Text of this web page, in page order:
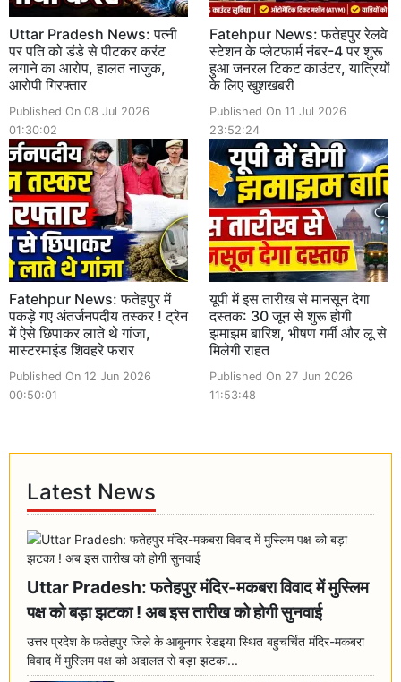
Uttar Pradesh News: पत्नी
पर पति को डंडे से पीटकर करंट
लगाने का आरोप, हालत नाजुक,
आरोपी गिरफ्तार
Published On 08 Jul 2026
01:30:02
Fatehpur News: फतेहपुर रेलवे
स्टेशन के प्लेटफार्म नंबर-4 पर शुरू
हुआ जनरल टिकट काउंटर, यात्रियों
के लिए खुशखबरी
Published On 11 Jul 2026
23:52:24
Fatehpur News: फतेहपुर में
पकड़े गए अंतर्जनपदीय तस्कर ! ट्रेन
में ऐसे छिपाकर लाते थे गांजा,
मास्टरमाइंड शिवहरे फरार
Published On 12 Jun 2026
00:50:01
यूपी में इस तारीख से मानसून देगा
दस्तक: 30 जून से शुरू होगी
झमाझम बारिश, भीषण गर्मी और लू से
मिलेगी राहत
Published On 27 Jun 2026
11:53:48
Latest News
Uttar Pradesh: फतेहपुर मंदिर-मकबरा विवाद में मुस्लिम
पक्ष को बड़ा झटका ! अब इस तारीख को होगी सुनवाई
उत्तर प्रदेश के फतेहपुर जिले के आबूनगर रेडइया स्थित बहुचर्चित मंदिर-मकबरा
विवाद में मुस्लिम पक्ष को अदालत से बड़ा झटका...